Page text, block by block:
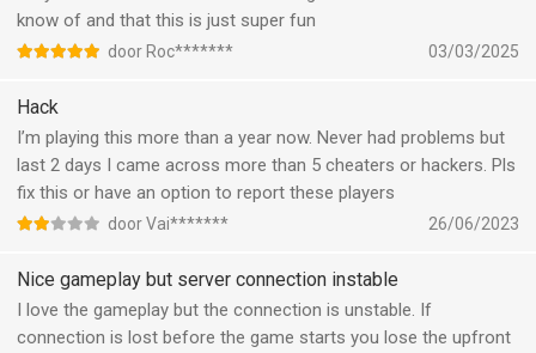
This game includes optional in-game purchases (includes
random items)
Don’t miss out on the latest news:
Like Miniclip: http://facebook.com/miniclip
Follow us on Twitter: http://twitter.com/miniclip
------------------------------------
TERMS AND CONDITIONS: https://www.miniclip.com/terms-
and-conditions
PRIVACY POLICY: https://www.miniclip.com/privacy-policy
know of and that this is just super fun
door Roc******* 03/03/2025
Hack
I’m playing this more than a year now. Never had problems but
last 2 days I came across more than 5 cheaters or hackers. Pls
fix this or have an option to report these players
door Vai******* 26/06/2023
Nice gameplay but server connection instable
I love the gameplay but the connection is unstable. If
connection is lost before the game starts you lose the upfront